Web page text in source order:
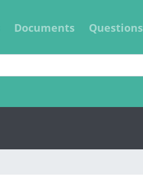
Documents Questions